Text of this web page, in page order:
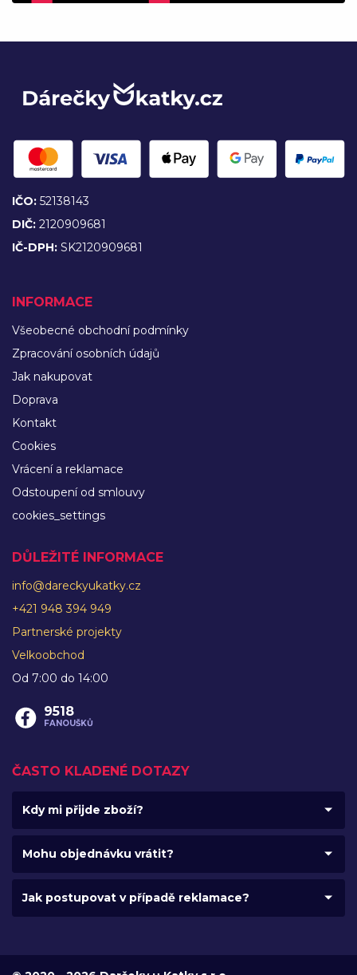
IČO: 52138143
DIČ: 2120909681
IČ-DPH: SK2120909681
INFORMACE
Všeobecné obchodní podmínky
Zpracování osobních údajů
Jak nakupovat
Doprava
Kontakt
Cookies
Vrácení a reklamace
Odstoupení od smlouvy
cookies_settings
DŮLEŽITÉ INFORMACE
info@dareckyukatky.cz
+421 948 394 949
Partnerské projekty
Velkoobchod
Od 7:00 do 14:00
9518
FANOUŠKŮ
ČASTO KLADENÉ DOTAZY
Kdy mi přijde zboží?
Mohu objednávku vrátit?
Jak postupovat v případě reklamace?